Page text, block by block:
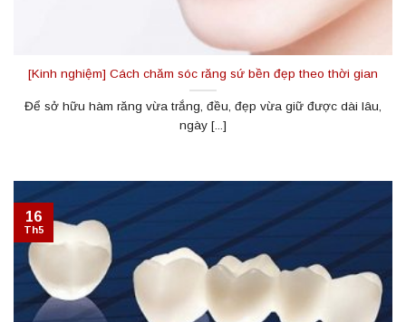
[Kinh nghiệm] Cách chăm sóc răng sứ bền đẹp theo thời gian
Để sở hữu hàm răng vừa trắng, đều, đẹp vừa giữ được dài lâu,
ngày [...]
16
Th5